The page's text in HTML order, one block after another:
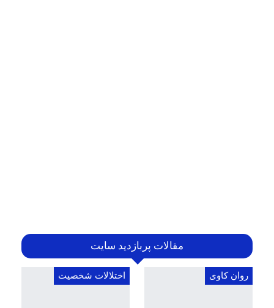
مقالات پربازدید سایت
روان کاوی اختلالات شخصیت